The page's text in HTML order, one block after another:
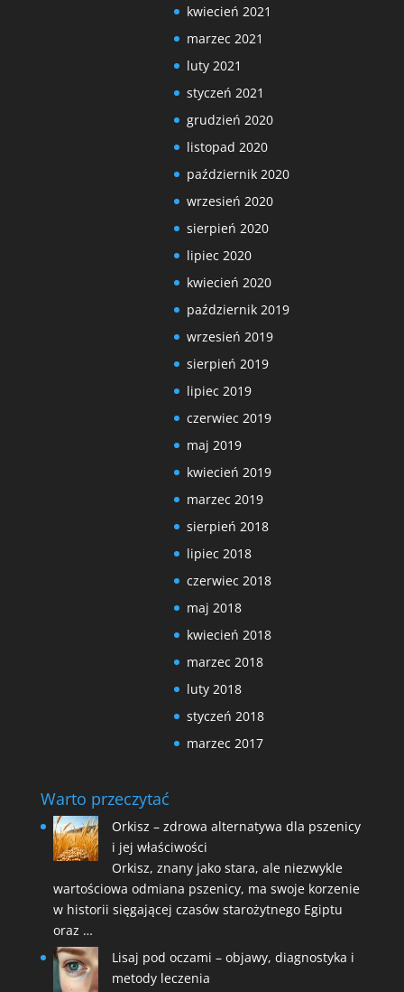
kwiecień 2021
marzec 2021
luty 2021
styczeń 2021
grudzień 2020
listopad 2020
październik 2020
wrzesień 2020
sierpień 2020
lipiec 2020
kwiecień 2020
październik 2019
wrzesień 2019
sierpień 2019
lipiec 2019
czerwiec 2019
maj 2019
kwiecień 2019
marzec 2019
sierpień 2018
lipiec 2018
czerwiec 2018
maj 2018
kwiecień 2018
marzec 2018
luty 2018
styczeń 2018
marzec 2017
Warto przeczytać
Orkisz – zdrowa alternatywa dla pszenicy
i jej właściwości
Orkisz, znany jako stara, ale niezwykle
wartościowa odmiana pszenicy, ma swoje korzenie
w historii sięgającej czasów starożytnego Egiptu
oraz …
Lisaj pod oczami – objawy, diagnostyka i
metody leczenia